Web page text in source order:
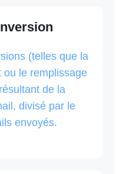
(telles que la
ou le remplissage
de la
divisé par le
envoyés.